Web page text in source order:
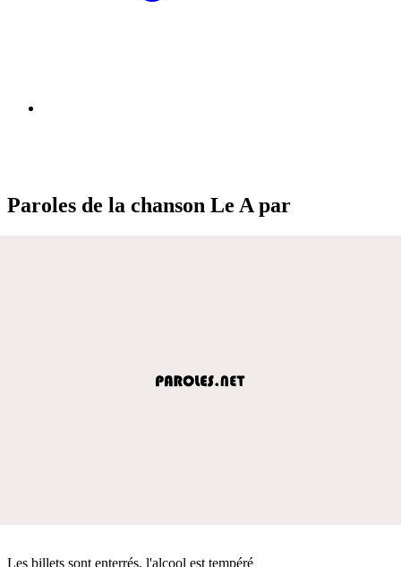
Paroles de la chanson Le A par
Les billets sont enterrés, l'alcool est tempéré